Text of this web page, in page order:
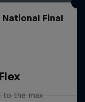
Final
to the max